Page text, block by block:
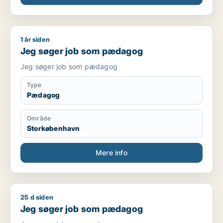
Jeg søger job som pædagog
1 år siden
Jeg søger job som pædagog
Jeg søger job som pædagog
Type
Pædagog
Område
Storkøbenhavn
Mere info
Jeg søger job som pædagog
25 d siden
Jeg søger job som pædagog